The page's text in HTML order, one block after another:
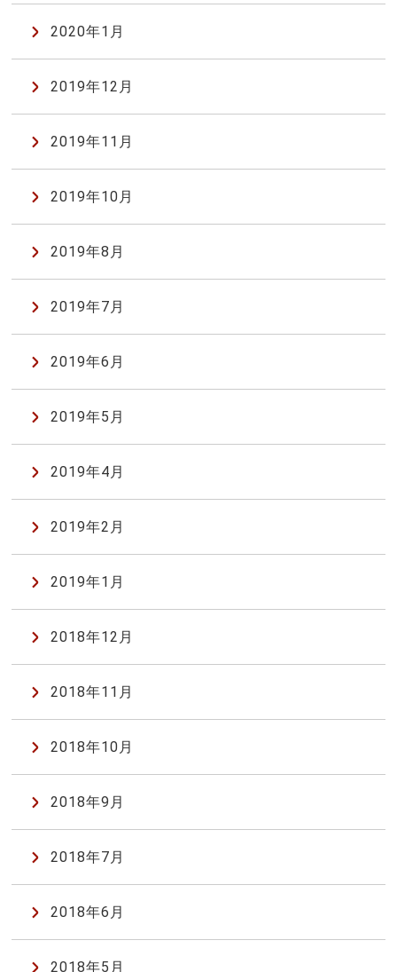
2020年1月
2019年12月
2019年11月
2019年10月
2019年8月
2019年7月
2019年6月
2019年5月
2019年4月
2019年2月
2019年1月
2018年12月
2018年11月
2018年10月
2018年9月
2018年7月
2018年6月
2018年5月